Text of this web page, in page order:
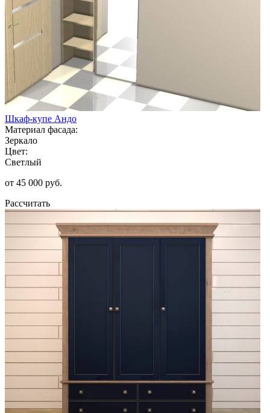
Шкаф-купе Андо
Материал фасада:
Зеркало
Цвет:
Светлый
от 45 000 руб.
Рассчитать